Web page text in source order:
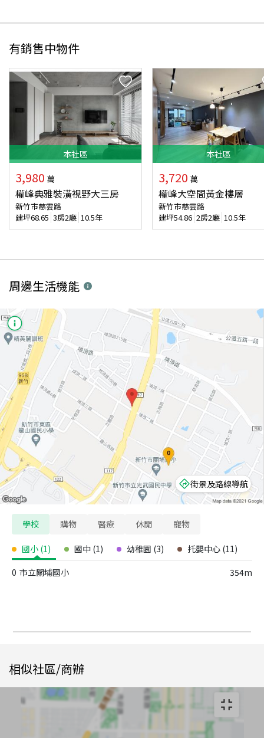
有銷售中物件
本社區
3,980 萬
權峰典雅裝潢視野大三房
新竹市慈雲路
建坪68.65 3房2廳 10.5年
本社區
3,720 萬
權峰大空間黃金樓層
新竹市慈雲路
建坪54.86 2房2廳 10.5年
周邊生活機能
街景及路線導航
學校 購物 醫療 休閒 寵物
國小 (1) 國中 (1) 幼稚園 (3) 托嬰中心 (11)
0 市立關埔國小 354m
相似社區/商辦